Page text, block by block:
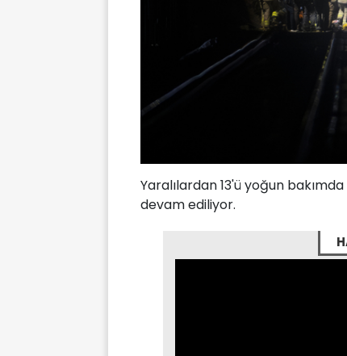
Yaralılardan 13'ü yoğun
devam ediliyor.